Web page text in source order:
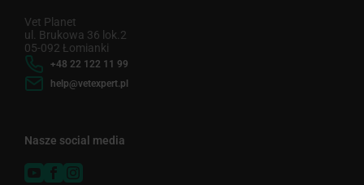
Vet Planet
ul. Brukowa 36 lok.2
05-092 Łomianki
+48 22 122 11 99
help@vetexpert.pl
Nasze social media